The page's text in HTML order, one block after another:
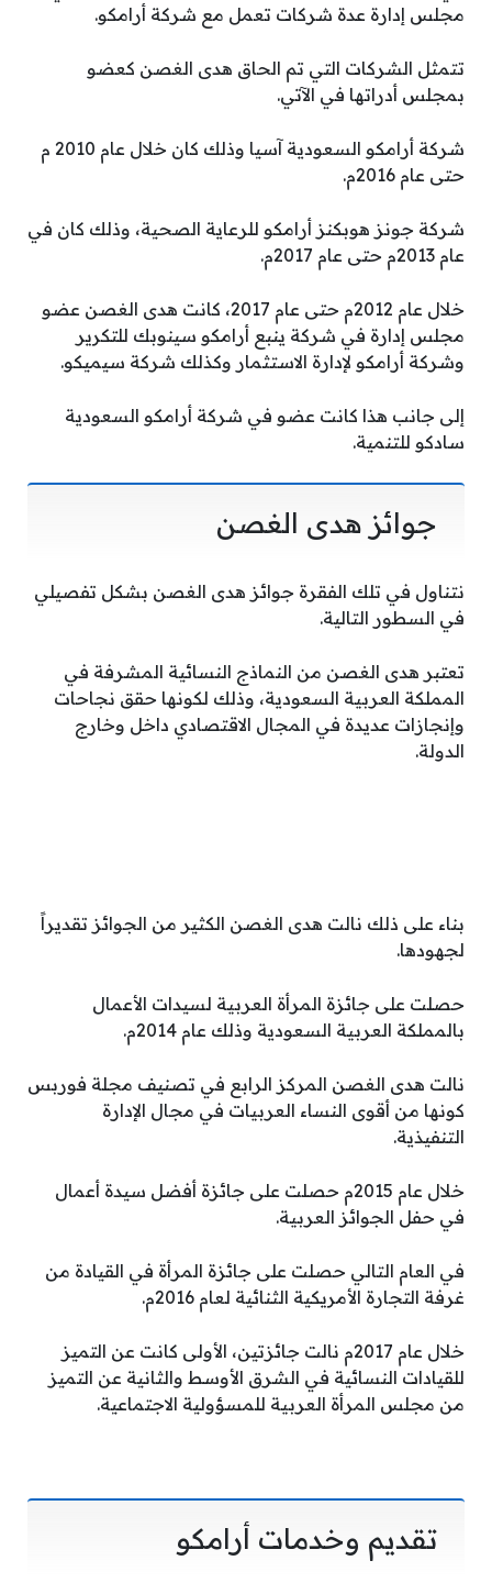
مجلس إدارة عدة شركات تعمل مع شركة أرامكو.
تتمثل الشركات التي تم الحاق هدى الغصن كعضو
بمجلس أدراتها في الآتي.
شركة أرامكو السعودية آسيا وذلك كان خلال عام 2010 م
حتى عام 2016م.
شركة جونز هوبكنز أرامكو للرعاية الصحية، وذلك كان في
عام 2013م حتى عام 2017م.
خلال عام 2012م حتى عام 2017، كانت هدى الغصن عضو
مجلس إدارة في شركة ينبع أرامكو سينوبك للتكرير
وشركة أرامكو لإدارة الاستثمار وكذلك شركة سيميكو.
إلى جانب هذا كانت عضو في شركة أرامكو السعودية
سادكو للتنمية.
جوائز هدى الغصن
نتناول في تلك الفقرة جوائز هدى الغصن بشكل تفصيلي
في السطور التالية.
تعتبر هدى الغصن من النماذج النسائية المشرفة في
المملكة العربية السعودية، وذلك لكونها حقق نجاحات
وإنجازات عديدة في المجال الاقتصادي داخل وخارج
الدولة.
بناء على ذلك نالت هدى الغصن الكثير من الجوائز تقديراً
لجهودها.
حصلت على جائزة المرأة العربية لسيدات الأعمال
بالمملكة العربية السعودية وذلك عام 2014م.
نالت هدى الغصن المركز الرابع في تصنيف مجلة فوربس
كونها من أقوى النساء العربيات في مجال الإدارة
التنفيذية.
خلال عام 2015م حصلت على جائزة أفضل سيدة أعمال
في حفل الجوائز العربية.
في العام التالي حصلت على جائزة المرأة في القيادة من
غرفة التجارة الأمريكية الثنائية لعام 2016م.
خلال عام 2017م نالت جائزتين، الأولى كانت عن التميز
للقيادات النسائية في الشرق الأوسط والثانية عن التميز
من مجلس المرأة العربية للمسؤولية الاجتماعية.
تقديم وخدمات أرامكو